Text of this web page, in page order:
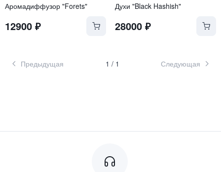
Аромадиффузор "Forets"
12900 ₽
Духи "Black Hashish"
28000₽
Предыдущая 1 / 1 Следующая